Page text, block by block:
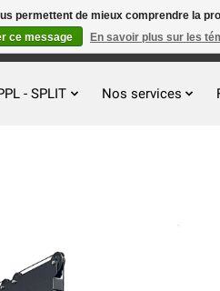
- SPLIT Nos services
permettent de mieux comprendre la
ce message
En savoir plus sur les